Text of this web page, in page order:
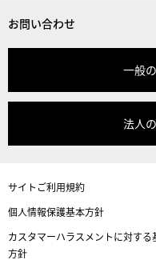
お問い合わせ
一般
法人
サイトご利用規約
個人情報保護基本方針
カスタマーハラスメントに対する
方針